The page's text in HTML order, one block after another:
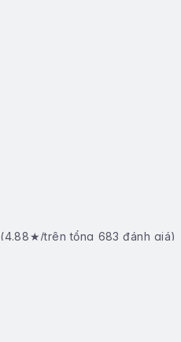
(4.88★/trên tổng 683 đánh giá)